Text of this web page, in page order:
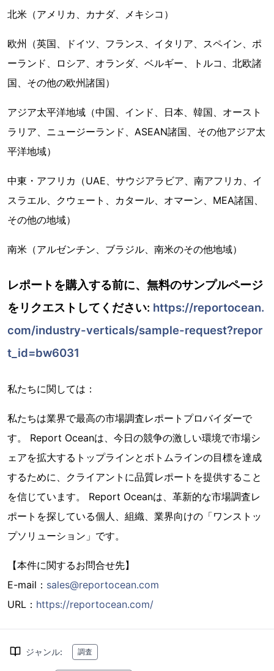
北米（アメリカ、カナダ、メキシコ）
欧州（英国、ドイツ、フランス、イタリア、スペイン、ポ
ーランド、ロシア、オランダ、ベルギー、トルコ、北欧諸
国、その他の欧州諸国）
アジア太平洋地域（中国、インド、日本、韓国、オースト
ラリア、ニュージーランド、ASEAN諸国、その他アジア太
平洋地域）
中東・アフリカ（UAE、サウジアラビア、南アフリカ、イ
スラエル、クウェート、カタール、オマーン、MEA諸国、
その他の地域）
南米（アルゼンチン、ブラジル、南米のその他地域）
レポートを購入する前に、無料のサンプルページ
をリクエストしてください: https://reportocean.
com/industry-verticals/sample-request?repor
t_id=bw6031
私たちに関しては：
私たちは業界で最高の市場調査レポートプロバイダーで
す。 Report Oceanは、今日の競争の激しい環境で市場シ
ェアを拡大するトップラインとボトムラインの目標を達成
するために、クライアントに品質レポートを提供すること
を信じています。 Report Oceanは、革新的な市場調査レ
ポートを探している個人、組織、業界向けの「ワンストッ
プソリューション」です。
【本件に関するお問合せ先】
E-mail： sales@reportocean.com
URL： https://reportocean.com/
ジャンル: 調査